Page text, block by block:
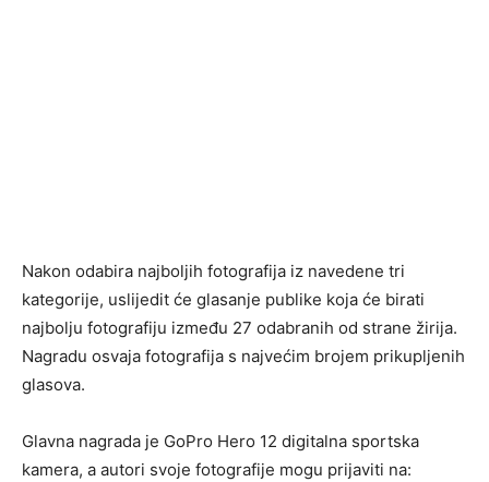
Nakon odabira najboljih fotografija iz navedene tri
kategorije, uslijedit će glasanje publike koja će birati
najbolju fotografiju između 27 odabranih od strane žirija.
Nagradu osvaja fotografija s najvećim brojem prikupljenih
glasova.
Glavna nagrada je GoPro Hero 12 digitalna sportska
kamera, a autori svoje fotografije mogu prijaviti na: